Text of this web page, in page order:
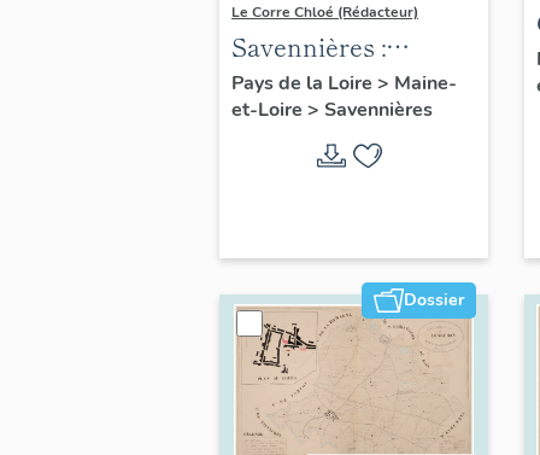
Le Corre Chloé (Rédacteur)
Savennières :
présentation de la
commune
Pays de la Loire > Maine-
et-Loire > Savennières
Dossier